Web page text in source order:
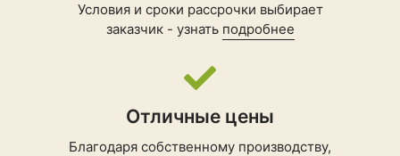
Условия и сроки рассрочки выбирает
заказчик - узнать подробнее
Отличные цены
Благодаря собственному производству,